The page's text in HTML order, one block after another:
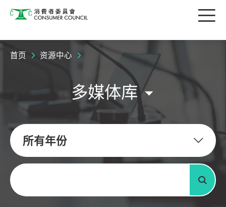
消费者委员会 目
首页 资源中心
多媒体库
所有年份
关键字
搜寻